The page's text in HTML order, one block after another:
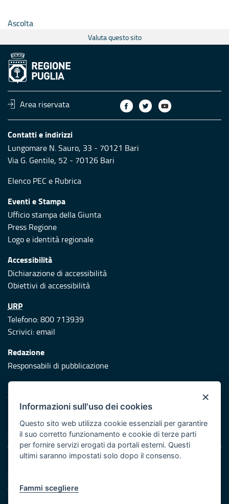
Ascolta
Valuta questo sito
Area riservata
Contatti e indirizzi
Lungomare N. Sauro, 33 - 70121 Bari
Via G. Gentile, 52 - 70126 Bari
Elenco PEC e Rubrica
Eventi e Stampa
Ufficio stampa della Giunta
Press Regione
Logo e identità regionale
Accessibilità
Dichiarazione di accessibilità
Obiettivi di accessibilità
URP
Telefono: 800 713939
Scrivici:email
Redazione
Responsabili di pubblicazione
Protezione civile
Vai al sito di Protezione Civile Puglia
Iniziativa finanziata con risorse del POR Puglia 2014/2020 -
Asse XI
Note legali
Cookie e privacy
Atti di notifica
×
Informazioni sull'uso dei cookies
Questo sito web utilizza cookie essenziali per garantire
il suo corretto funzionamento e cookie di terze parti
per fornire servizi erogati da portali esterni. Questi
ultimi saranno impostati solo dopo il consenso.
Fammi scegliere